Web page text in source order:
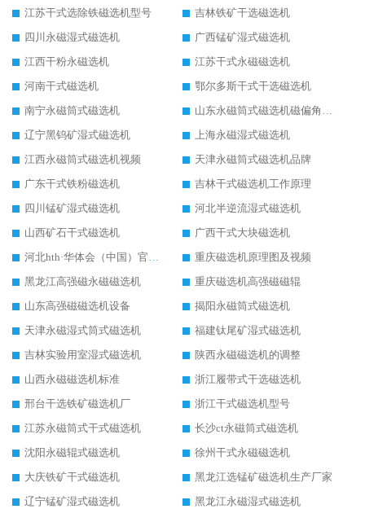
江苏干式选除铁磁选机型号
吉林铁矿干选磁选机
四川永磁湿式磁选机
广西锰矿湿式磁选机
江西干粉永磁选机
江苏干式永磁磁选机
河南干式磁选机
鄂尔多斯干式干选磁选机
南宁永磁筒式磁选机
山东永磁筒式磁选机磁偏角怎么调整
辽宁黑钨矿湿式磁选机
上海永磁湿式磁选机
江西永磁筒式磁选机视频
天津永磁筒式磁选机品牌
广东干式铁粉磁选机
吉林干式磁选机工作原理
四川锰矿湿式磁选机
河北半逆流湿式磁选机
山西矿石干式磁选机
广西干式大块磁选机
河北hth·华体会（中国）官方网站-hth.com 工作视频
重庆磁选机原理图及视频
黑龙江高强磁永磁磁选机
重庆磁选机高强磁磁辊
山东高强磁磁选机设备
揭阳永磁筒式磁选机
天津永磁湿式筒式磁选机
福建钛尾矿湿式磁选机
吉林实验用室湿式磁选机
陕西永磁磁选机的调整
山西永磁磁选机标准
浙江履带式干选磁选机
邢台干选铁矿磁选机厂
浙江干式磁选机型号
江苏永磁筒式干式磁选机
长沙ct永磁筒式磁选机
沈阳永磁辊式磁选机
徐州干式永磁磁选机
大庆铁矿干式磁选机
黑龙江选锰矿磁选机生产厂家
辽宁锰矿湿式磁选机
黑龙江永磁湿式磁选机